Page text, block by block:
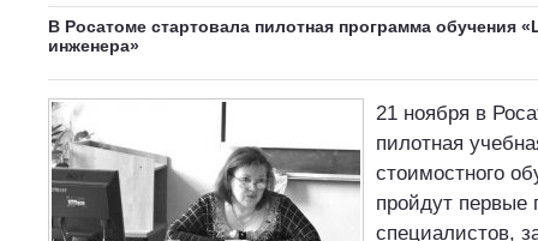
В Росатоме стартовала пилотная программа обучения
инженера»
21 ноября в
пилотная
стоимостного
пройдут первые
специалистов,